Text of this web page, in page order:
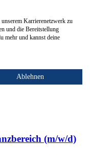
(m/w/d)
(m/w/d)
Karrierenetzwerk zu
und die Bereitstellung
mehr und kannst deine
Ablehnen